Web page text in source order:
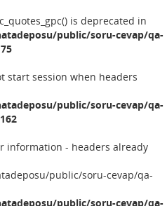
is deprecated in
public/soru-cevap/qa-
start session when headers
public/soru-cevap/qa-
162
information - headers already
public/soru-cevap/qa-
public/soru-cevap/qa-